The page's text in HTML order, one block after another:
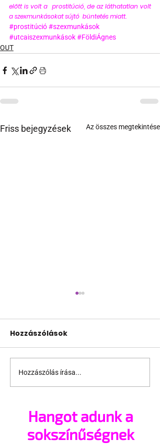
előtt is volt a  prostitúció, de az láthatatlan volt
a szexmunkásokat sújtó  büntetés miatt.
#prostitúció#szexmunkások
#utcaiszexmunkások#FöldiÁgnes
OUT
Friss bejegyzések Az összes megtekintése
Pécs és Pride: egy
ingoványos
Hozzászólások
Hozzászólás írása...
Hangot adunk a
sokszínűségnek